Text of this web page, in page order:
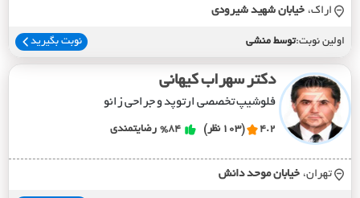
اراک، خيابان شهيد شيرودي
اولین نوبت:توسط منشی نوبت بگیرید
دکتر سهراب کیهانی
فلوشیپ تخصصی ارتوپد و جراحی زانو
4.2 (103 نظر) %84 رضایتمندی
تهران، خيابان موحد دانش